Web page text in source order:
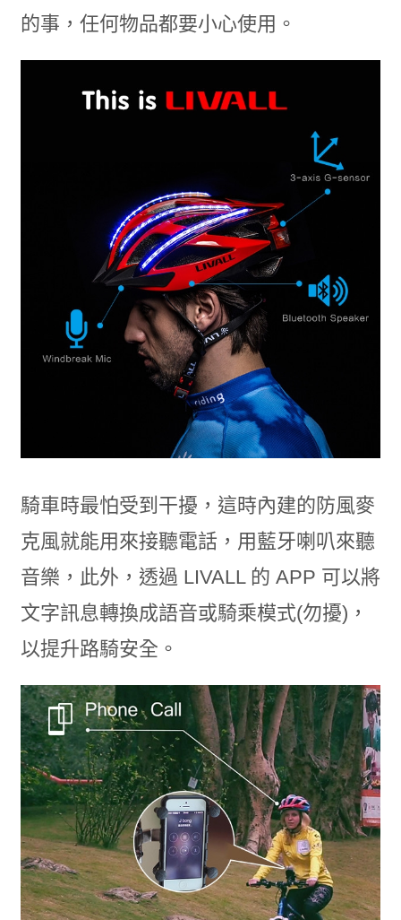
的事，任何物品都要小心使用。
騎車時最怕受到干擾，這時內建的防風麥
克風就能用來接聽電話，用藍牙喇叭來聽
音樂，此外，透過 LIVALL 的 APP 可以將
文字訊息轉換成語音或騎乘模式(勿擾)，
以提升路騎安全。